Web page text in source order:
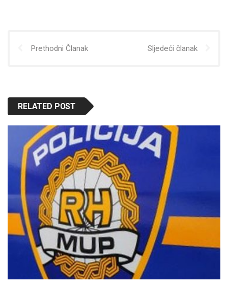
Prethodni Članak Sljedeći članak
RELATED POST